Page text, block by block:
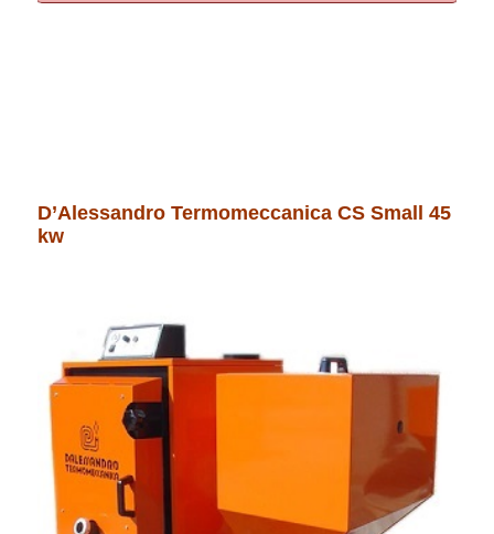
D’Alessandro Termomeccanica CS Small 45
kw